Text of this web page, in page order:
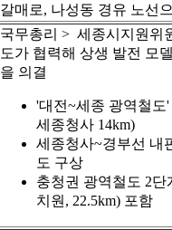
갈매로, 나성동 경유 노선
국무총리 > 세종시지원위
도가 협력해 상생 발전 모
을 의결
'대전~세종 광역철도
세종청사 14km)
세종청사~경부선 내
도 구상
충청권 광역철도 2단
치원, 22.5km) 포함